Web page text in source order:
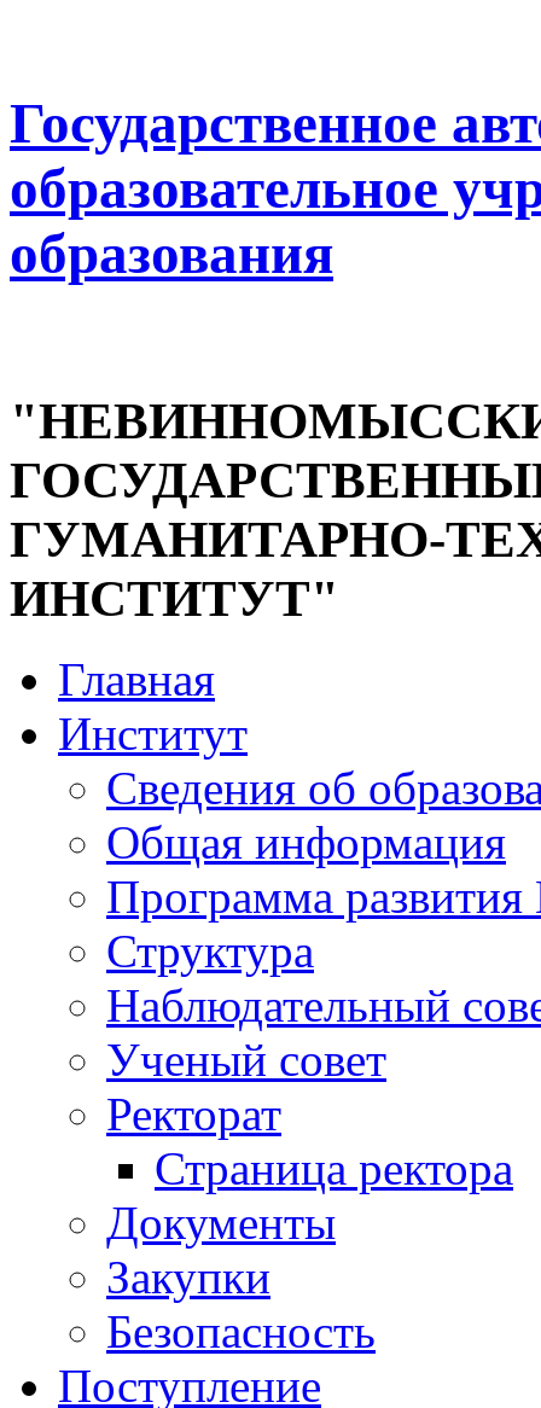
Государственное
образовательное
образования
ГУМАНИТАРНО-
ИНСТИТУТ"
Главная
Институт
Сведения об
Общая информация
Программа
Структура
Наблюдательный
Ученый совет
Ректорат
Страница ректора
Документы
Закупки
Безопасность
Поступление